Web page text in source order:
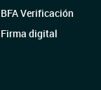
BFA Verificación
Firma digital